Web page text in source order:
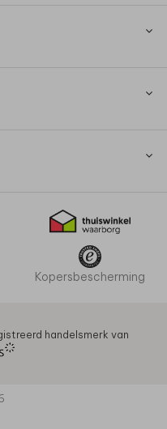
Kopersbescherming
handelsmerk van